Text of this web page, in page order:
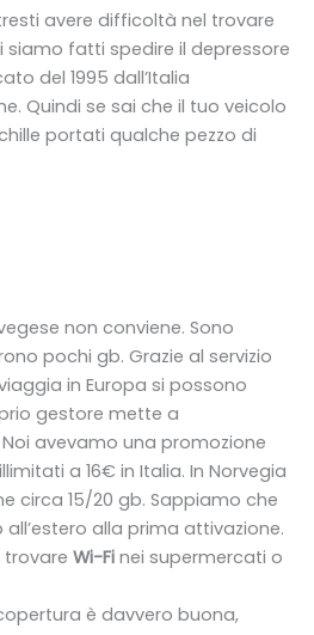
avere difficoltà nel trovare
siamo fatti spedire il depressore
del 1995 dall’Italia
Quindi se sai che il tuo veicolo
portati qualche pezzo di
non conviene. Sono
pochi gb. Grazie al servizio
in Europa si possono
gestore mette a
Noi avevamo una promozione
a 16€ in Italia. In Norvegia
circa 15/20 gb. Sappiamo che
alla prima attivazione.
trovare Wi-Fi nei supermercati o
è davvero buona,